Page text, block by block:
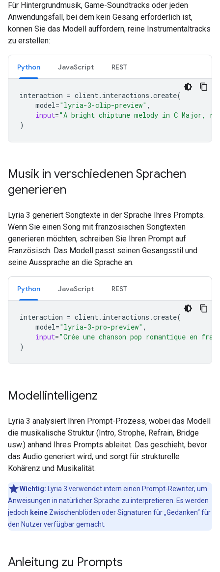
Für Hintergrundmusik, Game-Soundtracks oder jeden
Anwendungsfall, bei dem kein Gesang erforderlich ist,
können Sie das Modell auffordern, reine Instrumentaltracks
zu erstellen:
Python JavaScript REST
interaction = client. interactions .create(
model="lyria-3-clip-preview" ,
input="A bright chiptune melody in C Major,
)
Musik in verschiedenen Sprachen
generieren
Lyria 3 generiert Songtexte in der Sprache Ihres Prompts.
Wenn Sie einen Song mit französischen Songtexten
generieren möchten, schreiben Sie Ihren Prompt auf
Französisch. Das Modell passt seinen Gesangsstil und
seine Aussprache an die Sprache an.
Python JavaScript REST
interaction = client. interactions .create(
model="lyria-3-pro-preview" ,
input="Crée une chanson pop romantique en
)
Modellintelligenz
Lyria 3 analysiert Ihren Prompt-Prozess, wobei das Modell
die musikalische Struktur (Intro, Strophe, Refrain, Bridge
usw.) anhand Ihres Prompts ableitet. Das geschieht, bevor
das Audio generiert wird, und sorgt für strukturelle
Kohärenz und Musikalität.
Wichtig: Lyria 3 verwendet intern einen Prompt-Rewriter, um
Anweisungen in natürlicher Sprache zu interpretieren. Es werden
jedoch keine Zwischenblöden oder Signaturen für „Gedanken“ für
den Nutzer verfügbar gemacht.
Anleitung zu Prompts